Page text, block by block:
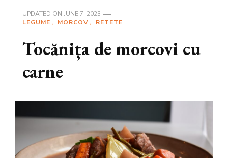
UPDATED ON JUNE 7, 2023
LEGUME
MORCOV RETETE
Tocănița de morcovi cu
carne